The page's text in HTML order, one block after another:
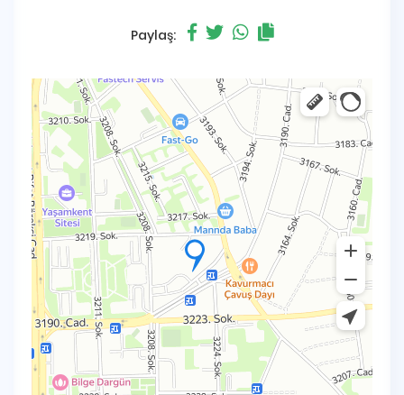
Paylaş: